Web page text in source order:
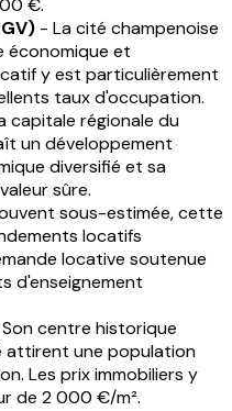
€.
- La cité champenoise
économique et
y est particulièrement
taux d'occupation.
capitale régionale du
un développement
diversifié et sa
sûre.
sous-estimée, cette
locatifs
locative soutenue
d'enseignement
centre historique
attirent une population
Les prix immobiliers y
de 2 000 €/m².